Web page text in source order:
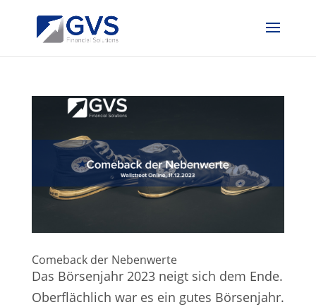
Comeback der Nebenwerte
Das Börsenjahr 2023 neigt sich dem Ende.
Oberflächlich war es ein gutes Börsenjahr.